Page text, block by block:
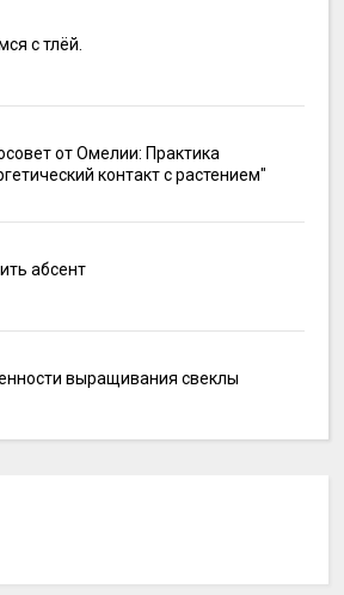
с тлёй.
от Омелии: Практика
контакт с растением"
абсент
выращивания свеклы